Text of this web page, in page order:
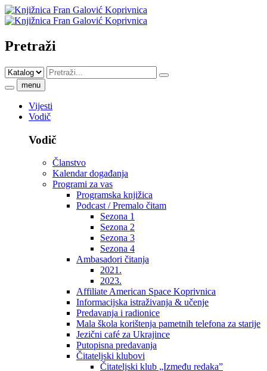
Pretraži
menu
Vijesti
Vodič
Vodič
Članstvo
Kalendar događanja
Programi za vas
Programska knjižica
Podcast / Premalo čitam
Sezona 1
Sezona 2
Sezona 3
Sezona 4
Ambasadori čitanja
2021.
2023.
Affiliate American Space Koprivnica
Informacijska istraživanja & učenje
Predavanja i radionice
Mala škola korištenja pametnih telefona za starije
Jezični café za Ukrajince
Putopisna predavanja
Čitateljski klubovi
Čitateljski klub „Između redaka”